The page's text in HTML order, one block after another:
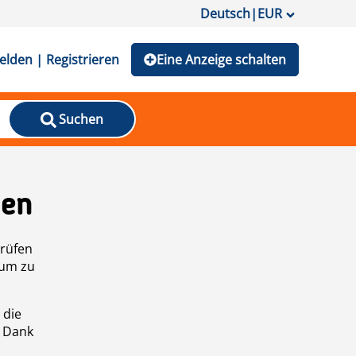
Deutsch|EUR
| Registrieren Eine Anzeige schalten
Suchen
zu
die